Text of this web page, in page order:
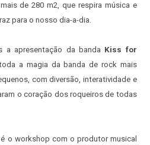
de 280 m2, que respira música e
para o nosso dia-a-dia.
a apresentação da banda Kiss for
a magia da banda de rock mais
com diversão, interatividade e
o coração dos roqueiros de todas
o workshop com o produtor musical